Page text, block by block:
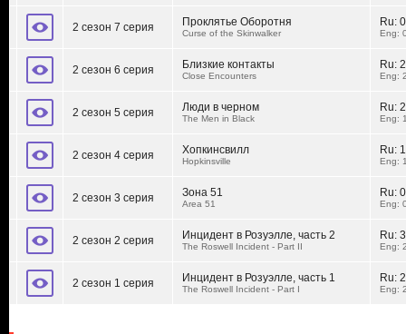
2 сезон 7 серия Проклятье Оборотня
Curse of the Skinwalker
Ru:
Eng:
2 сезон 6 серия Близкие контакты
Close Encounters
Ru:
Eng:
2 сезон 5 серия Люди в черном
The Men in Black
Ru:
Eng:
2 сезон 4 серия Хопкинсвилл
Hopkinsville
Ru:
Eng:
2 сезон 3 серия Зона 51
Area 51
Ru:
Eng:
2 сезон 2 серия Инцидент в Розуэлле, часть 2
The Roswell Incident - Part II
Ru:
Eng:
2 сезон 1 серия Инцидент в Розуэлле, часть 1
The Roswell Incident - Part I
Ru:
Eng: